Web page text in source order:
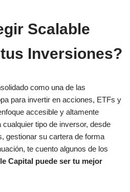
Scalable
Inversiones?
como una de las
para invertir en acciones, ETFs y
accesible y altamente
tipo de inversor, desde
gestionar su cartera de forma
te cuento algunos de los
Capital puede ser tu mejor